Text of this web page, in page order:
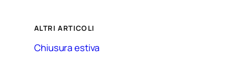
ALTRI ARTICOLI
Chiusura estiva